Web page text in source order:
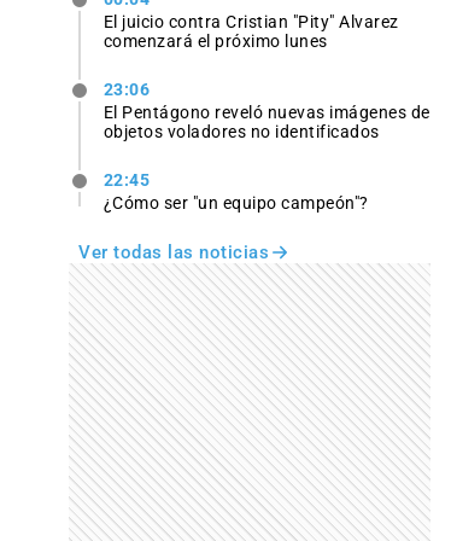
El juicio contra Cristian "Pity" Alvarez
comenzará el próximo lunes
23:06
El Pentágono reveló nuevas imágenes de
objetos voladores no identificados
22:45
¿Cómo ser "un equipo campeón"?
Ver todas las noticias